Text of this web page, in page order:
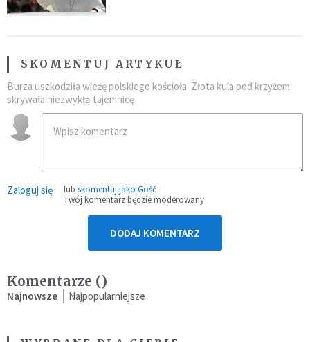
SKOMENTUJ ARTYKUŁ
Burza uszkodziła wieżę polskiego kościoła. Złota kula pod krzyżem
skrywała niezwykłą tajemnicę
Zaloguj się lub skomentuj jako Gość
Twój komentarz będzie moderowany
DODAJ KOMENTARZ
Komentarze ()
Najnowsze Najpopularniejsze